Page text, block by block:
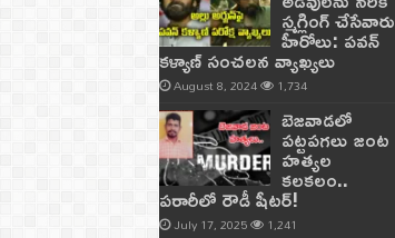
స్మగ్లింగ్ చేసేవారు
హీరోలు: పవన్
కళ్యాణ్ సంచలన వ్యాఖ్యలు
August 8, 2024 1,734
బెజవాడలో
పట్టపగలు జంట
హత్యల
కలకలం..
పరారీలో రౌడీ షీటర్‌!
July 17, 2025 1,241